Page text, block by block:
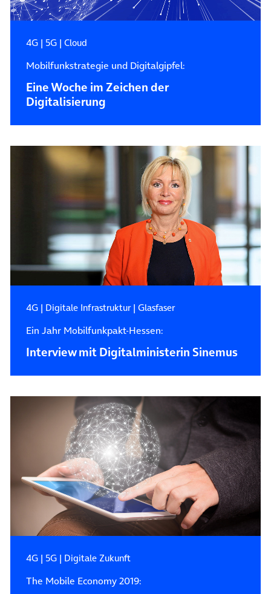
4G| 5G| Cloud
Mobilfunkstrategie und Digitalgipfel:
Eine Woche im Zeichen der
Digitalisierung
4G| Digitale Infrastruktur| Glasfaser
Ein Jahr Mobilfunkpakt-Hessen:
Interview mit Digitalministerin Sinemus
4G| 5G| Digitale Zukunft
The Mobile Economy 2019: